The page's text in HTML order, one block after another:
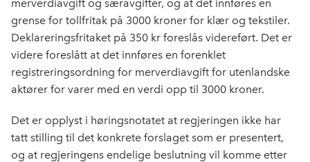
merverdiavgift og særavgifter, og at det innføres en
grense for tollfritak på 3000 kroner for klær og tekstiler.
Deklareringsfritaket på 350 kr foreslås videreført. Det er
videre foreslått at det innføres en forenklet
registreringsordning for merverdiavgift for utenlandske
aktører for varer med en verdi opp til 3000 kroner.
Det er opplyst i høringsnotatet at regjeringen ikke har
tatt stilling til det konkrete forslaget som er presentert,
og at regjeringens endelige beslutning vil komme etter